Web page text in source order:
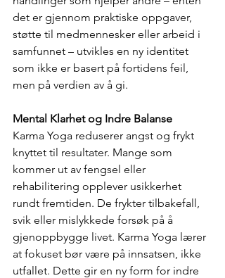
det er gjennom praktiske oppgaver,
støtte til medmennesker eller arbeid i
samfunnet – utvikles en ny identitet
som ikke er basert på fortidens feil,
men på verdien av å gi.
Mental Klarhet og Indre Balanse
Karma Yoga reduserer angst og frykt
knyttet til resultater. Mange som
kommer ut av fengsel eller
rehabilitering opplever usikkerhet
rundt fremtiden. De frykter tilbakefall,
svik eller mislykkede forsøk på å
gjenoppbygge livet. Karma Yoga lærer
at fokuset bør være på innsatsen, ikke
utfallet. Dette gir en ny form for indre